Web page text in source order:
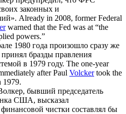
законных и
Already in 2008, former Federal
warned that the Fed was at “the
powers.”
1980 года произошло сразу же
принял бразды правления
в 1979 году. The one-year
after Paul Volckertook the
1979.
, бывший председатель
США, высказал
чистки составлял бы